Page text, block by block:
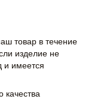
товар в течение
изделие не
и имеется
качества